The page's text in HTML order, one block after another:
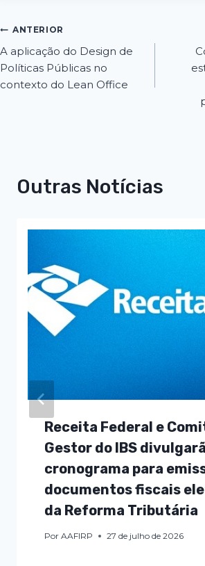
ANTERIOR
A aplicação do Design de
Políticas Públicas no
contexto do Lean Office
Outras Notícias
Receita Federal e
Gestor do IBS
cronograma para
documentos fiscais
da Reforma Tributária
Por AAFIRP 27 de julho de 2026